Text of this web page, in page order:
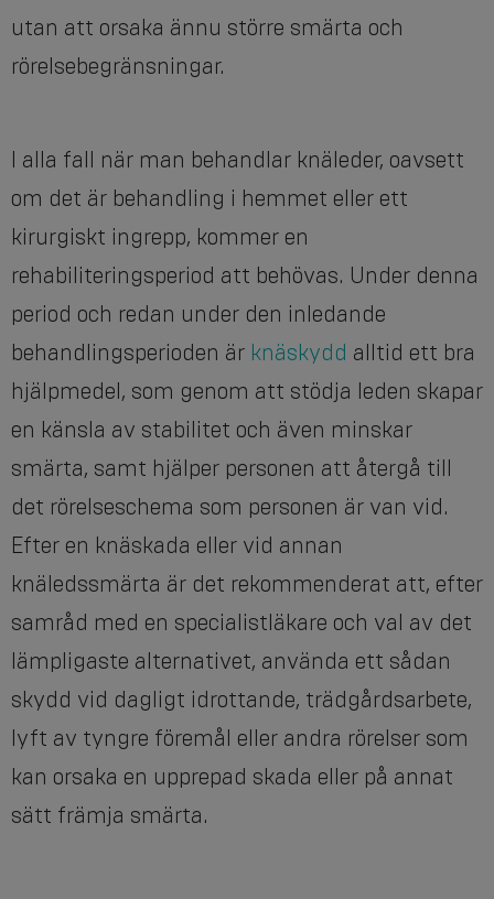
utan att orsaka ännu större smärta och
rörelsebegränsningar.
I alla fall när man behandlar knäleder, oavsett
om det är behandling i hemmet eller ett
kirurgiskt ingrepp, kommer en
rehabiliteringsperiod att behövas. Under denna
period och redan under den inledande
behandlingsperioden är knäskydd alltid ett bra
hjälpmedel, som genom att stödja leden skapar
en känsla av stabilitet och även minskar
smärta, samt hjälper personen att återgå till
det rörelseschema som personen är van vid.
Efter en knäskada eller vid annan
knäledssmärta är det rekommenderat att, efter
samråd med en specialistläkare och val av det
lämpligaste alternativet, använda ett sådan
skydd vid dagligt idrottande, trädgårdsarbete,
lyft av tyngre föremål eller andra rörelser som
kan orsaka en upprepad skada eller på annat
sätt främja smärta.